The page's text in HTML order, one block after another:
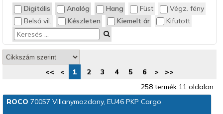
Digitális Analóg Hang Füst
Végz. fény
Belső vil.
Készleten Kiemelt ár Kifutott
<< < 1 2 3 4 5 6 >
>>
258 termék 11 oldalon
ROCO 70057 Villanymozdony, EU46 PKP Cargo